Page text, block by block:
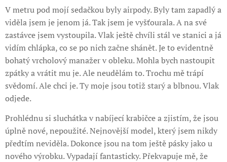
V metru pod mojí sedačkou byly airpody. Byly tam zapadlý a
viděla jsem je jenom já. Tak jsem je vyšťourala. A na své
zastávce jsem vystoupila. Vlak ještě chvíli stál ve stanici a já
vidím chlápka, co se po nich začne shánět. Je to evidentně
bohatý vrcholový manažer v obleku. Mohla bych nastoupit
zpátky a vrátit mu je. Ale neudělám to. Trochu mě trápí
svědomí. Ale chci je. Ty moje jsou totiž starý a blbnou. Vlak
odjede.
Prohlédnu si sluchátka v nabíjecí krabičce a zjistím, že jsou
úplně nové, nepoužité. Nejnovější model, který jsem nikdy
předtím neviděla. Dokonce jsou na tom ještě pásky jako u
nového výrobku. Vypadají fantasticky. Překvapuje mě, že